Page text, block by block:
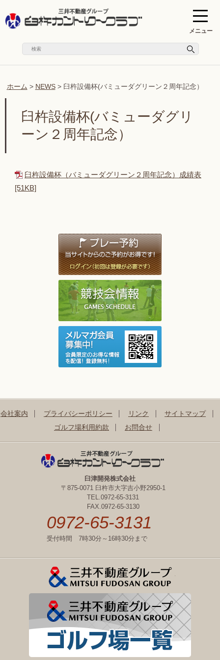
メニュー
ホーム > NEWS> 臼杵設備杯(バミューダグリーン２周年記念）
臼杵設備杯(バミューダグリ
ーン２周年記念）
臼杵設備杯（バミューダグリーン２周年記念）成績表
[51KB]
会社案内 プライバシーポリシー リンク
サイトマップ
ゴルフ場利用約款
お問合せ
臼津開発株式会社
〒875-0071 臼杵市大字吉小野2950-1
TEL.0972-65-3131
FAX.0972-65-3130
0972-65-3131
受付時間 7時30分～16時30分まで